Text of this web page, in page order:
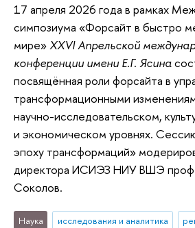
17 апреля 2026 года в рамках
симпозиума «Форсайт в быстро
мире»XXVI Апрельской
конференции имени Е.Г. Ясина
посвящённая роли форсайта в
трансформационными
научно-исследовательском,
и экономическом уровнях.
эпоху трансформаций»
директора ИСИЭЗ НИУ ВШЭ
Соколов.
Наука исследования и аналитика